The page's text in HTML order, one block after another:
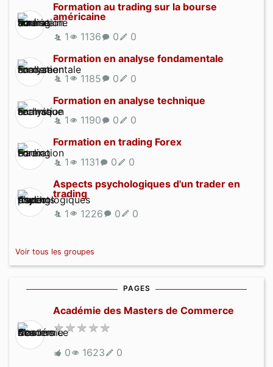
Formation au trading sur la bourse
américaine
1
1136 0
0
Formation en analyse fondamentale
1
1185 0
0
Formation en analyse technique
1
1190 0
0
Formation en trading Forex
1
1131 0
0
Aspects psychologiques d'un trader en
trading
1
1226 0 0
Voir tous les groupes
PAGES
Académie des Masters de Commerce
0 1623
0